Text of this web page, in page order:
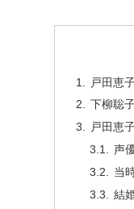
戸田恵
下柳聡
戸田恵
声
当
結